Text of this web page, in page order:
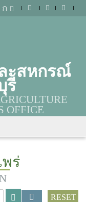
ก
ะสหกรณ์
รี
OFFICE
พร่
RESET